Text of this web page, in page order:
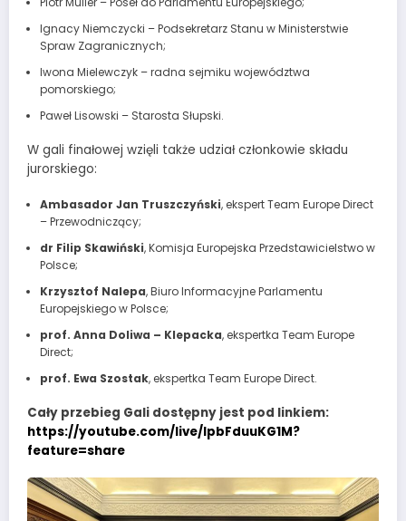
Ignacy Niemczycki – Podsekretarz Stanu w Ministerstwie
Spraw Zagranicznych;
Iwona Mielewczyk – radna sejmiku województwa
pomorskiego;
Paweł Lisowski – Starosta Słupski.
W gali finałowej wzięli także udział członkowie składu
jurorskiego:
Ambasador Jan Truszczyński, ekspert Team Europe Direct
– Przewodniczący;
dr Filip Skawiński, Komisja Europejska Przedstawicielstwo w
Polsce;
Krzysztof Nalepa, Biuro Informacyjne Parlamentu
Europejskiego w Polsce;
prof. Anna Doliwa – Klepacka, ekspertka Team Europe
Direct;
prof. Ewa Szostak, ekspertka Team Europe Direct.
Cały przebieg Gali dostępny jest pod linkiem:
https://youtube.com/live/IpbFduuKG1M?
feature=share